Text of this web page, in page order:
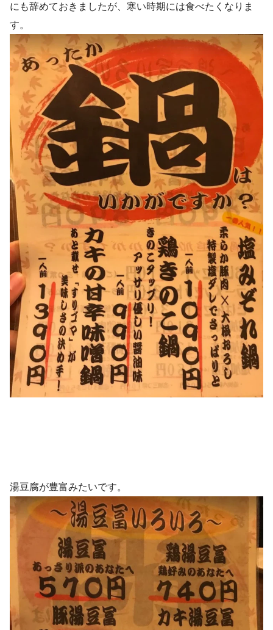
にも辞めておきましたが、寒い時期には食べたくなりま
す。
湯豆腐が豊富みたいです。